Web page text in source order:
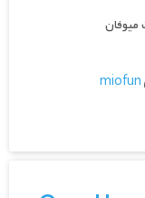
miofun